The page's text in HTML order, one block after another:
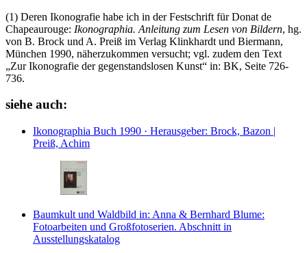
(1) Deren Ikonografie habe ich in der Festschrift für Donat de
Chapeaurouge: Ikonographia. Anleitung zum Lesen von Bildern, hg.
von B. Brock und A. Preiß im Verlag Klinkhardt und Biermann,
München 1990, näherzukommen versucht; vgl. zudem den Text
„Zur Ikonografie der gegenstandslosen Kunst“ in: BK, Seite 726-
736.
siehe auch:
Ikonographia Buch 1990 · Herausgeber: Brock, Bazon |
Preiß, Achim
Baumkult und Waldbild in: Anna & Bernhard Blume:
Fotoarbeiten und Großfotoserien. Abschnitt in
Ausstellungskatalog